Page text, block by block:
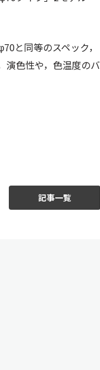
と同等のスペック，
演色性や，色温度のバ
記事一覧